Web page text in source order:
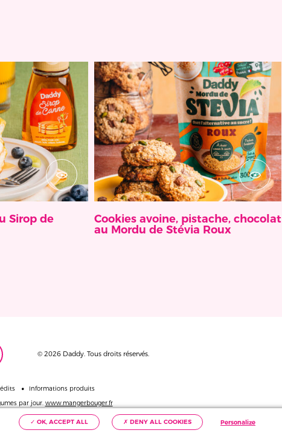
Sirop de
Cookies avoine, pistache, chocolat
au Mordu de Stévia Roux
© 2026 Daddy. Tous droits réservés.
Informations produits
par jour. www.mangerbouger.fr
✓ OK, ACCEPT ALL ✗ DENY ALL COOKIES Personalize